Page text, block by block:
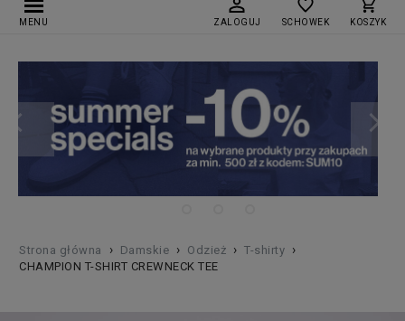
MENU ZALOGUJ SCHOWEK KOSZYK
Strona główna › Damskie › Odzież › T-shirty ›
CHAMPION T-SHIRT CREWNECK TEE